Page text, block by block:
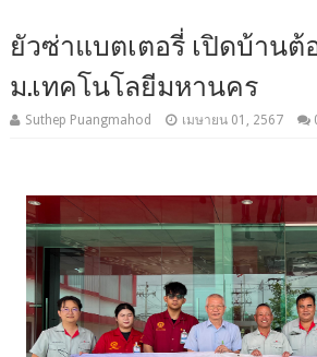
ยัวซ่าแบตเตอรี่ เปิดบ้าน
ม.เทคโนโลยีมหานคร
Suthep Puangmahod เมษายน 01, 2567